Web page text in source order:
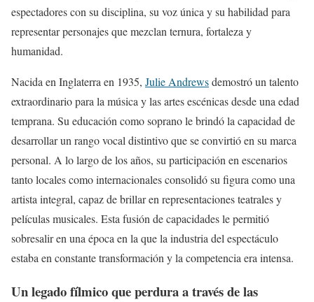
espectadores con su disciplina, su voz única y su habilidad para
representar personajes que mezclan ternura, fortaleza y
humanidad.
Nacida en Inglaterra en 1935, Julie Andrewsdemostró un talento
extraordinario para la música y las artes escénicas desde una edad
temprana. Su educación como soprano le brindó la capacidad de
desarrollar un rango vocal distintivo que se convirtió en su marca
personal. A lo largo de los años, su participación en escenarios
tanto locales como internacionales consolidó su figura como una
artista integral, capaz de brillar en representaciones teatrales y
películas musicales. Esta fusión de capacidades le permitió
sobresalir en una época en la que la industria del espectáculo
estaba en constante transformación y la competencia era intensa.
Un legado fílmico que perdura a través de las